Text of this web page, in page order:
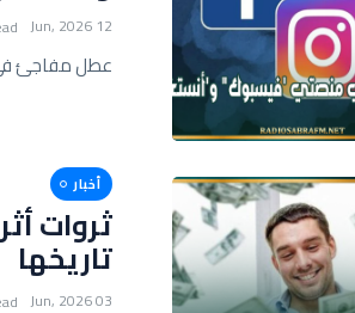
12 Jun, 2026
عطل مفاجئ
أخبار
ثروات
تاريخها
03 Jun, 2026